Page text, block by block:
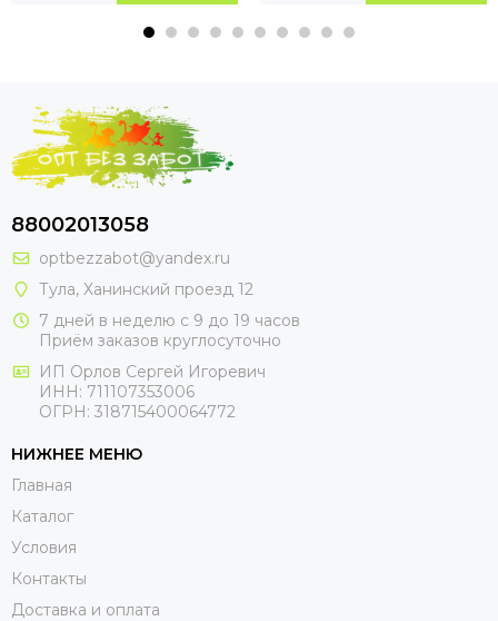
88002013058
optbezzabot@yandex.ru
Тула, Ханинский проезд 12
7 дней в неделю с 9 до 19 часов
Приём заказов круглосуточно
ИП Орлов Сергей Игоревич
ИНН: 711107353006
ОГРН: 318715400064772
НИЖНЕЕ МЕНЮ
Главная
Каталог
Условия
Контакты
Доставка и оплата